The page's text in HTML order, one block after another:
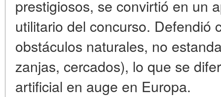
prestigiosos, se convirtió en un
utilitario del concurso. Defendió
obstáculos naturales, no
zanjas, cercados), lo que se
artificial en auge en Europa.